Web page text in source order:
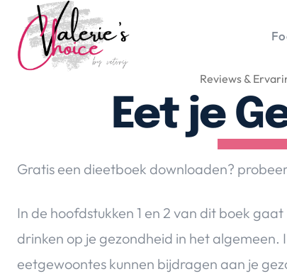
Reviews &
Eet je
Gratis een dieetboek downloaden?
In de hoofdstukken 1 en 2 van dit boek
drinken op je gezondheid in het algemeen.
eetgewoontes kunnen bijdragen aan je